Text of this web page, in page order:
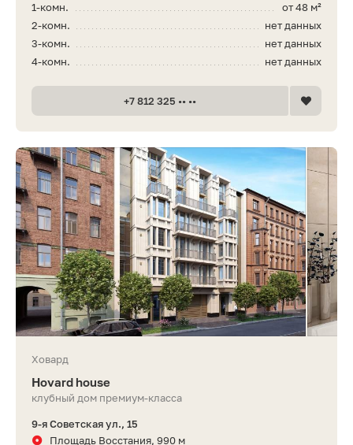
от 48 м²
1-комн.
нет данных
2-комн.
нет данных
3-комн.
нет данных
4-комн.
+7 812 325 •• ••
Ховард
Hovard house
клубный дом премиум-класса
9-я Советская ул., 15
Площадь Восстания, 990 м